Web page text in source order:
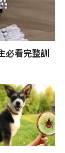
必看完整訓